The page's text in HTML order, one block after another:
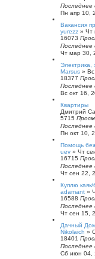
Последнее
Пн апр 10,
Вакансия
yurezz » Чт
16073
Последнее
Чт мар 30,
Электрика,
Marsus »
18377
Последнее
Вс окт 16,
Квартиры
Дмитрий
5715
Последнее
Пн окт 10,
Помощь
uev » Чт
16715
Последнее
Чт сен 22,
Куплю каяк/
adamant »
16588
Последнее
Чт сен 15,
Дачный
Nikolaich »
18401
Последнее
Сб июн 04,